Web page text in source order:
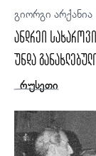
გიორგი არქანია
ანდრეი
უნდა
რუსეთი